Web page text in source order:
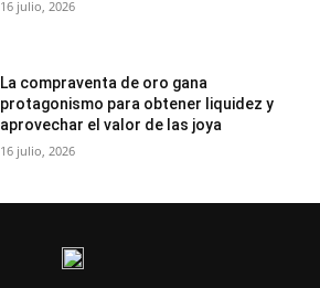
16 julio, 2026
La compraventa de oro gana
protagonismo para obtener liquidez y
aprovechar el valor de las joya
16 julio, 2026